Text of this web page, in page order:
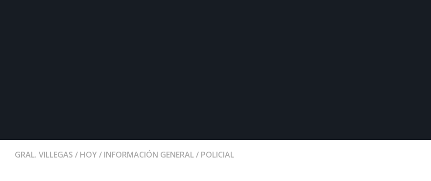
GRAL. VILLEGAS / HOY/ INFORMACIÓN GENERAL/ POLICIAL